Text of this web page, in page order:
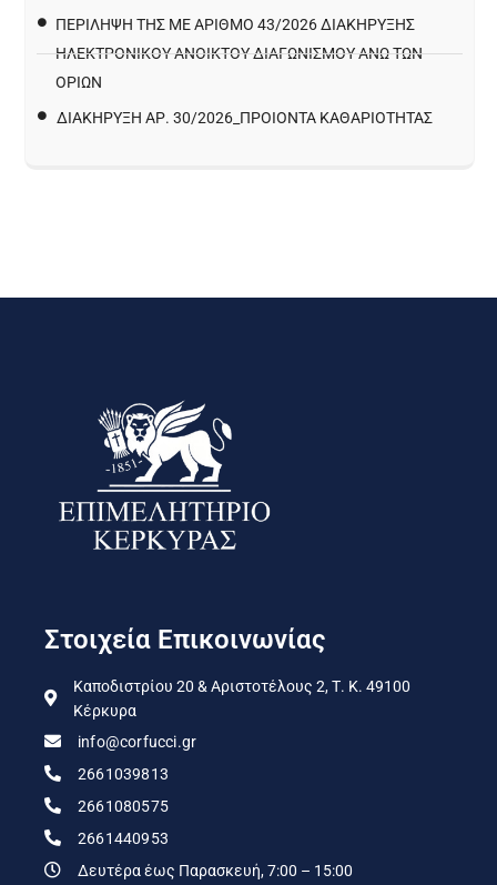
ΠΕΡΙΛΗΨΗ ΤΗΣ ΜΕ ΑΡΙΘΜΟ 43/2026 ΔΙΑΚΗΡΥΞΗΣ
ΗΛΕΚΤΡΟΝΙΚΟΥ ΑΝΟΙΚΤΟΥ ΔΙΑΓΩΝΙΣΜΟΥ ΑΝΩ ΤΩΝ
ΟΡΙΩΝ
ΔΙΑΚΉΡΥΞΗ ΑΡ. 30/2026_ΠΡΟΙΌΝΤΑ ΚΑΘΑΡΙΌΤΗΤΑΣ
Στοιχεία Επικοινωνίας
Καποδιστρίου 20 & Αριστοτέλους 2, Τ. Κ. 49100
Κέρκυρα
info@corfucci.gr
2661039813
2661080575
2661440953
Δευτέρα έως Παρασκευή, 7:00 – 15:00